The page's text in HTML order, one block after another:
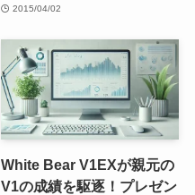
2015/04/02
White Bear V1EXが親元の
V1の成績を駆逐！プレゼン